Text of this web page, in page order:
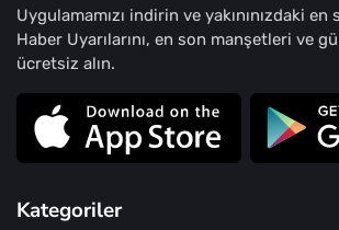
Uygulamamızı indirin ve yakınınızdaki en
Haber Uyarılarını, en son manşetleri ve
ücretsiz alın.
Kategoriler